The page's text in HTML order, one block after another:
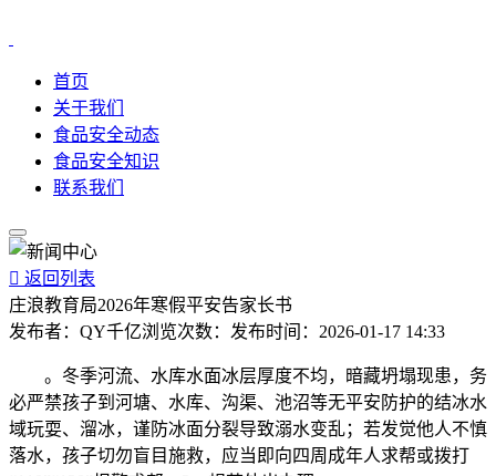
首页
关于我们
食品安全动态
食品安全知识
联系我们
 返回列表
庄浪教育局2026年寒假平安告家长书
发布者： QY千亿浏览次数： 发布时间： 2026-01-17 14:33
。冬季河流、水库水面冰层厚度不均，暗藏坍塌现患，务
必严禁孩子到河塘、水库、沟渠、池沼等无平安防护的结冰水
域玩耍、溜冰，谨防冰面分裂导致溺水变乱；若发觉他人不慎
落水，孩子切勿盲目施救，应当即向四周成年人求帮或拨打